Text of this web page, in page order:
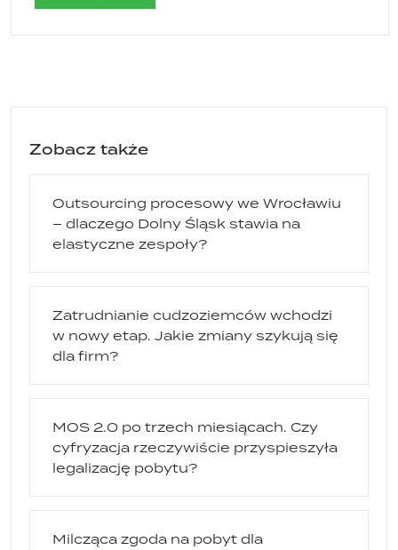
Zobacz także
Outsourcing procesowy we Wrocławiu
– dlaczego Dolny Śląsk stawia na
elastyczne zespoły?
Zatrudnianie cudzoziemców wchodzi
w nowy etap. Jakie zmiany szykują się
dla firm?
MOS 2.0 po trzech miesiącach. Czy
cyfryzacja rzeczywiście przyspieszyła
legalizację pobytu?
Milcząca zgoda na pobyt dla